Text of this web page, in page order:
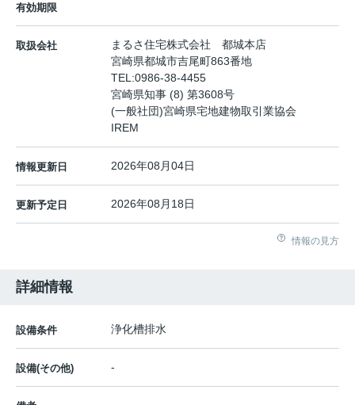
有効期限
取扱会社
まるさ住宅株式会社 都城本店
宮崎県都城市吉尾町863番地
TEL:0986-38-4455
宮崎県知事 (8) 第3608号
(一般社団)宮崎県宅地建物取引業協会
IREM
情報更新日 2026年08月04日
更新予定日 2026年08月18日
情報の見方
詳細情報
設備条件 浄化槽排水
設備(その他) -